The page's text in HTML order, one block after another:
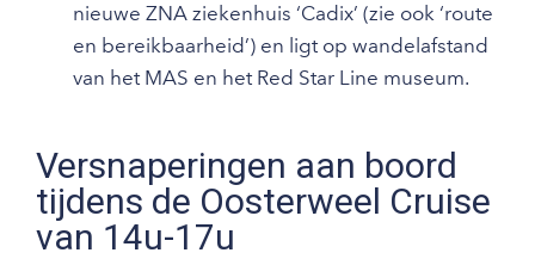
nieuwe ZNA ziekenhuis ‘Cadix’ (zie ook ‘route
en bereikbaarheid’) en ligt op wandelafstand
van het MAS en het Red Star Line museum.
Versnaperingen aan boord
tijdens de Oosterweel Cruise
van 14u-17u